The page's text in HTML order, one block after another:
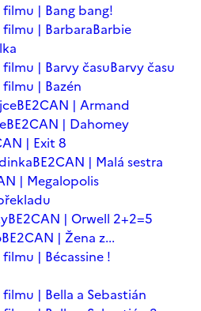
| Bang bang!
| BarbaraBarbie
| Barvy časuBarvy času
| Bazén
BE2CAN | Armand
BE2CAN | Dahomey
| Exit 8
BE2CAN | Malá sestra
| Megalopolis
BE2CAN | Orwell 2+2=5
BE2CAN | Žena z...
| Bécassine !
| Bella a Sebastián